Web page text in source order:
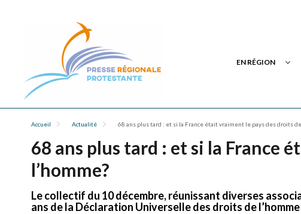
EN RÉGION
Accueil Actualité 68 ans plus tard : et si la France était vraiment le pays des droits de
68 ans plus tard : et si la France
l’homme?
Le collectif du 10 décembre, réunissant diverses
ans de la Déclaration Universelle des droits de